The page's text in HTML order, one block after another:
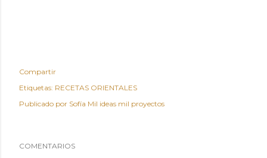
Compartir
Etiquetas: RECETAS ORIENTALES
Publicado por Sofía Mil ideas mil proyectos
COMENTARIOS